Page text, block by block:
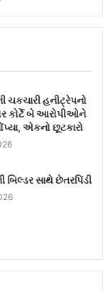
ચકચારી હનીટ્રેપનો
કોર્ટે બે આરોપીઓને
એકનો છૂટકારો
બિલ્ડર સાથે છેતરપિંડી